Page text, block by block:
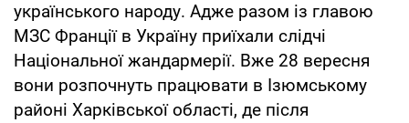
українського народу. Адже разом із главою
МЗС Франції в Україну приїхали слідчі
Національної жандармерії. Вже 28 вересня
вони розпочнуть працювати в Ізюмському
районі Харківської області, де після